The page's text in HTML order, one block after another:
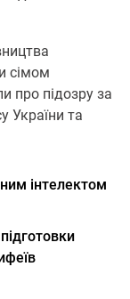
сімом
про підозру за
України та
інтелектом